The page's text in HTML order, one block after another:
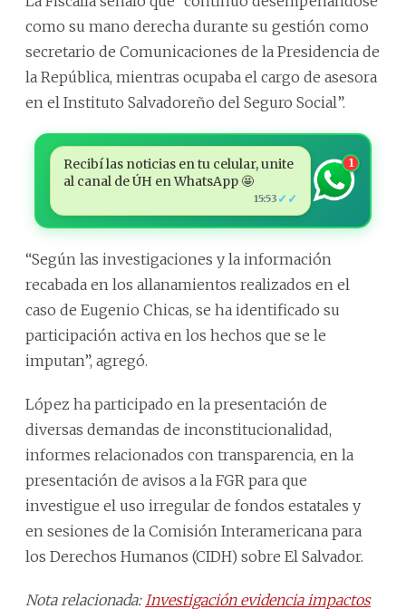
como su mano derecha durante su gestión como
secretario de Comunicaciones de la Presidencia de
la República, mientras ocupaba el cargo de asesora
en el Instituto Salvadoreño del Seguro Social”.
Recibí las noticias en tu celular, unite
al canal de ÚH en WhatsApp 🤩
15:53 ✓✓
1
“Según las investigaciones y la información
recabada en los allanamientos realizados en el
caso de Eugenio Chicas, se ha identificado su
participación activa en los hechos que se le
imputan”, agregó.
López ha participado en la presentación de
diversas demandas de inconstitucionalidad,
informes relacionados con transparencia, en la
presentación de avisos a la FGR para que
investigue el uso irregular de fondos estatales y
en sesiones de la Comisión Interamericana para
los Derechos Humanos (CIDH) sobre El Salvador.
Nota relacionada: Investigación evidencia impactos